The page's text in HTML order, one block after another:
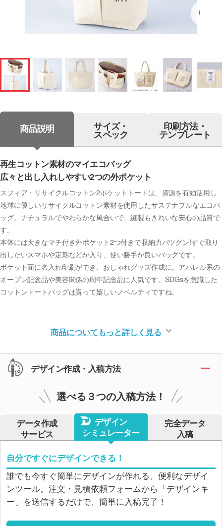
商品説明 サイズ・
スペック
印刷方法・
テンプレート
再生コットン素材のマイエコバッグ
広々と出し入れしやすい2つの外ポケット
スフィア・リサイクルコットン2ポケットトートは、資源を有効活用し
地球に優しいリサイクルコットン素材を使用したサステナブルなエコバ
ッグ。ナチュラルでやわらかな風合いで、縫製もきれいな安心の品質で
す。
本体には大きなマチ付き外ポケット2つ付きで収納力バツグン!すぐ取り
出したいスマホや定期などが入り、使い勝手が良いバッグです。
ポケット面に名入れ印刷ができ、おしゃれグッズ作成に。アパレル系の
オープン記念品や美容関係の周年記念品に人気です。SDGsを意識した
コットントートバッグは貰って嬉しいノベルティですね。
商品についてもっと詳しく見る
デザイン作成・入稿方法
選べる３つの入稿方法！
データ作成
サービス
デザイン
シミュレーター
完全データ
入稿
自分ですぐにデザインできる！
誰でも今すぐ簡単にデザインが作れる、便利なデザイ
ンツール。注文・見積依頼フォームから「デザインキ
ー」を送信するだけで、簡単に入稿完了！